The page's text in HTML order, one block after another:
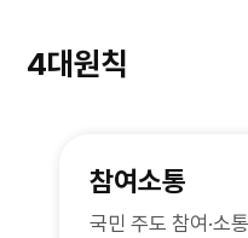
4대원칙
참여소통
국민 주도 참여·소